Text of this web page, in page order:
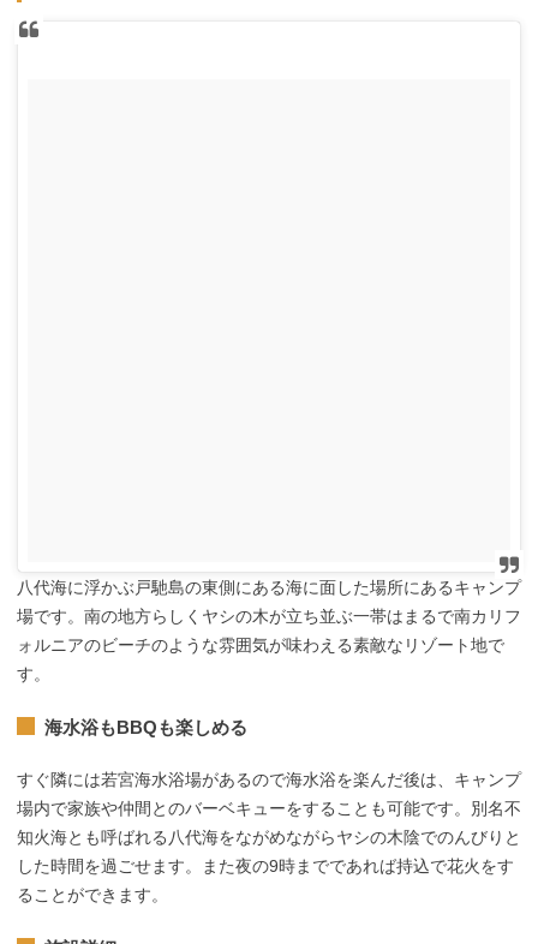
八代海に浮かぶ戸馳島の東側にある海に面した場所にあるキャンプ
場です。南の地方らしくヤシの木が立ち並ぶ一帯はまるで南カリフ
ォルニアのビーチのような雰囲気が味わえる素敵なリゾート地で
す。
海水浴もBBQも楽しめる
すぐ隣には若宮海水浴場があるので海水浴を楽んだ後は、キャンプ
場内で家族や仲間とのバーベキューをすることも可能です。別名不
知火海とも呼ばれる八代海をながめながらヤシの木陰でのんびりと
した時間を過ごせます。また夜の9時までであれば持込で花火をす
ることができます。